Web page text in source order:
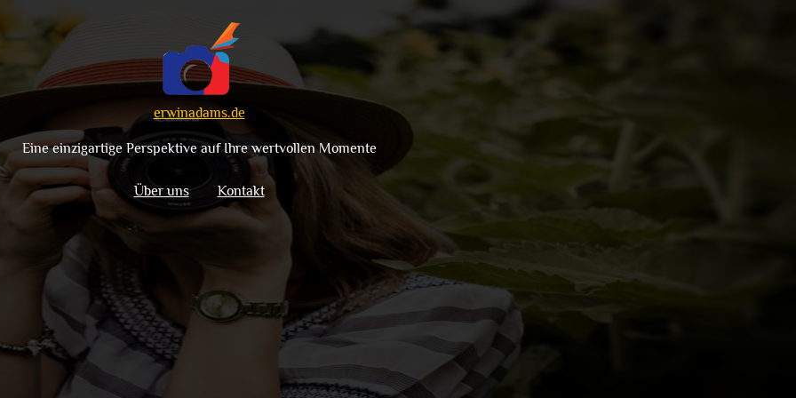
erwinadams.de
Eine einzigartige Perspektive auf Ihre wertvollen Momente
Über uns Kontakt